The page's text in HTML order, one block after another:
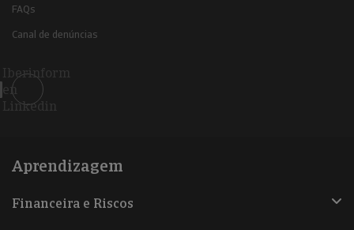
FAQs
Canal de denúncias
Iberinform
en
Linkedin
Aprendizagem
Financeira e Riscos